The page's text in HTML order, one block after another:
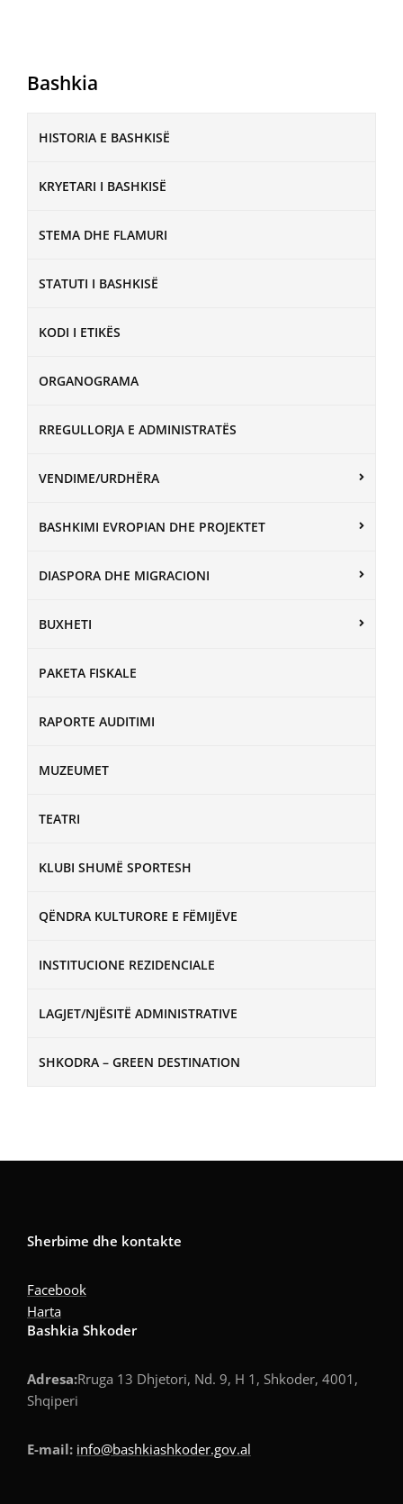
Bashkia
HISTORIA E BASHKISË
KRYETARI I BASHKISË
STEMA DHE FLAMURI
STATUTI I BASHKISË
KODI I ETIKËS
ORGANOGRAMA
RREGULLORJA E ADMINISTRATËS
VENDIME/URDHËRA
BASHKIMI EVROPIAN DHE PROJEKTET
DIASPORA DHE MIGRACIONI
BUXHETI
PAKETA FISKALE
RAPORTE AUDITIMI
MUZEUMET
TEATRI
KLUBI SHUMË SPORTESH
QËNDRA KULTURORE E FËMIJËVE
INSTITUCIONE REZIDENCIALE
LAGJET/NJËSITË ADMINISTRATIVE
SHKODRA – GREEN DESTINATION
Sherbime dhe kontakte
Facebook
Harta
Bashkia Shkoder
Adresa:Rruga 13 Dhjetori, Nd. 9, H 1, Shkoder, 4001,
Shqiperi
E-mail: info@bashkiashkoder.gov.al